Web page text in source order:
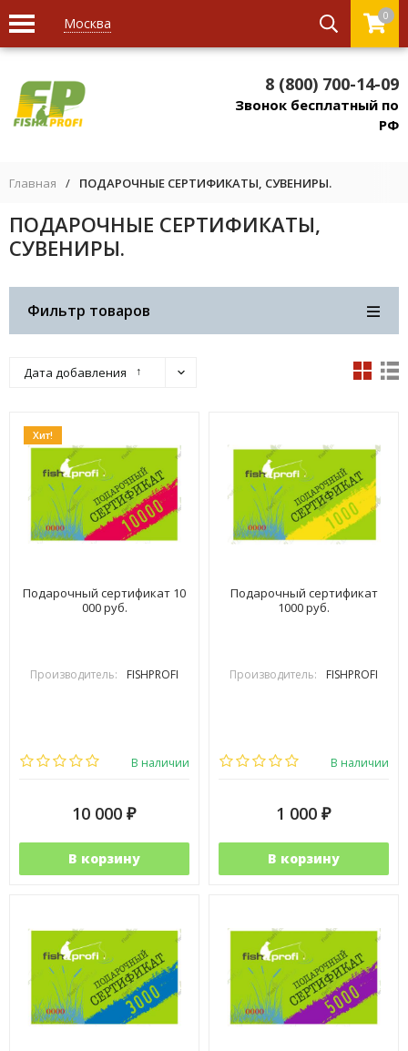
Москва 0
8 (800) 700-14-09
Звонок бесплатный по
РФ
Главная / ПОДАРОЧНЫЕ СЕРТИФИКАТЫ, СУВЕНИРЫ.
ПОДАРОЧНЫЕ СЕРТИФИКАТЫ,
СУВЕНИРЫ.
Фильтр товаров
Дата добавления ↑
Хит!
Подарочный сертификат 10
000 руб.
Производитель: FISHPROFI
В наличии
10 000 ₽
В корзину
Подарочный сертификат
1000 руб.
Производитель: FISHPROFI
В наличии
1 000 ₽
В корзину